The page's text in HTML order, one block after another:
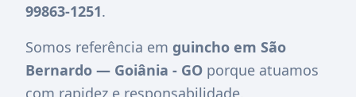
99863-1251.
Somos referência em guincho em São
Bernardo — Goiânia - GO porque atuamos
com rapidez e responsabilidade.